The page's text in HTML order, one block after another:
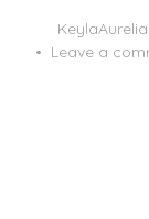
KeylaAurelia
Leave a